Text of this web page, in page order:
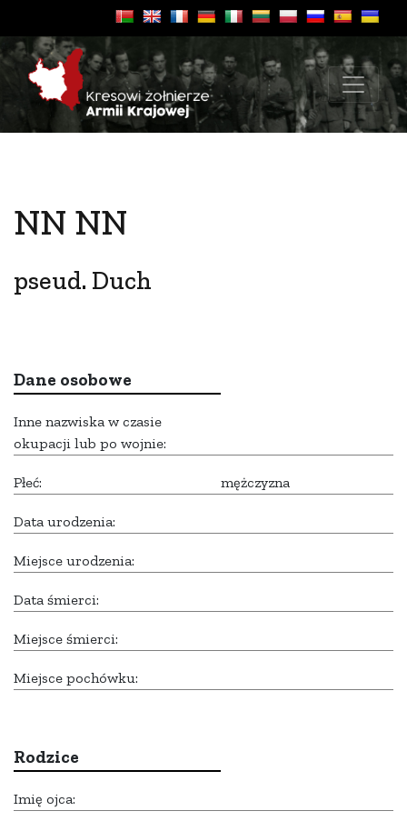
NN NN
pseud. Duch
Dane osobowe
Inne nazwiska w czasie
okupacji lub po wojnie:
Płeć: mężczyzna
Data urodzenia:
Miejsce urodzenia:
Data śmierci:
Miejsce śmierci:
Miejsce pochówku:
Rodzice
Imię ojca: